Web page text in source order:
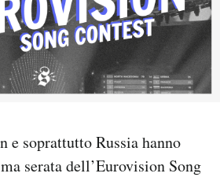
e soprattutto Russia hanno
serata dell’Eurovision Song